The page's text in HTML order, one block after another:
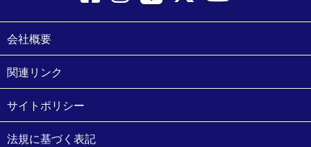
会社概要
関連リンク
サイトポリシー
法規に基づく表記